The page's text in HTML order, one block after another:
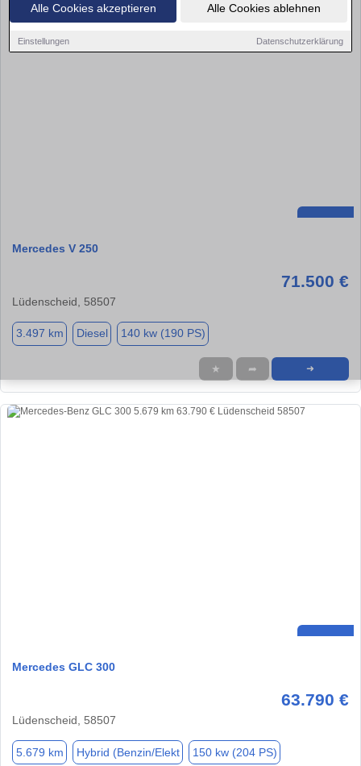
Alle Cookies akzeptieren Alle Cookies ablehnen
Einstellungen Datenschutzerklärung
Mercedes V 250
71.500 €
Lüdenscheid, 58507
3.497 km Diesel 140 kw (190 PS)
★ ➦ ➜
Mercedes GLC 300
63.790 €
Lüdenscheid, 58507
5.679 km Hybrid (Benzin/Elekt 150 kw (204 PS)